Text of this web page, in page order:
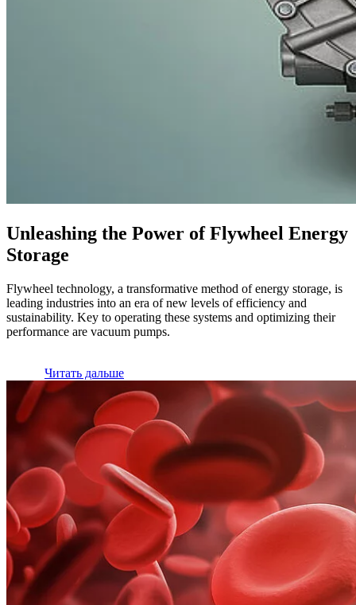
Unleashing the Power of Flywheel Energy
Storage
Flywheel technology, a transformative method of energy storage, is
leading industries into an era of new levels of efficiency and
sustainability. Key to operating these systems and optimizing their
performance are vacuum pumps.
Читать дальше